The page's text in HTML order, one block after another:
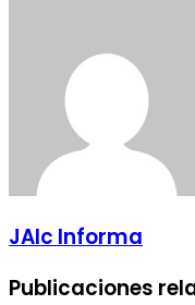
JAlc Informa
Publicaciones